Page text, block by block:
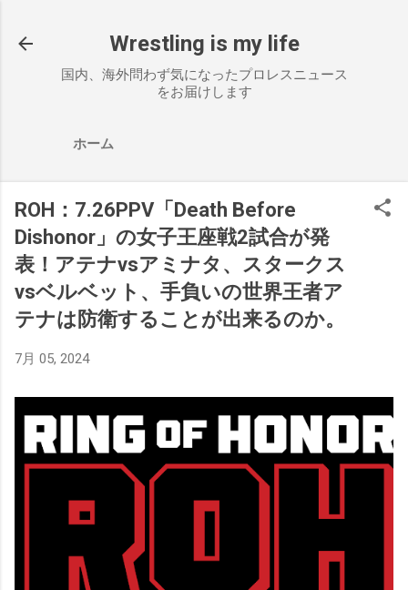
Wrestling is my life
国内、海外問わず気になったプロレスニュース
をお届けします
ホーム
ROH：7.26PPV「Death Before
Dishonor」の女子王座戦2試合が発
表！アテナvsアミナタ、スタークス
vsベルベット、手負いの世界王者ア
テナは防衛することが出来るのか。
7月 05, 2024